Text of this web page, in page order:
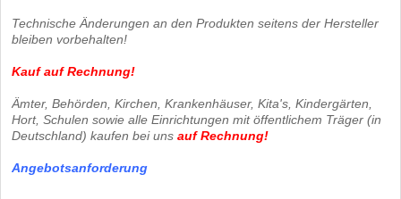
Technische Änderungen an den Produkten seitens der Hersteller
bleiben vorbehalten!
Kauf auf Rechnung!
Ämter, Behörden, Kirchen, Krankenhäuser, Kita's, Kindergärten,
Hort, Schulen sowie alle Einrichtungen mit öffentlichem Träger (in
Deutschland) kaufen bei uns auf Rechnung!
Angebotsanforderung